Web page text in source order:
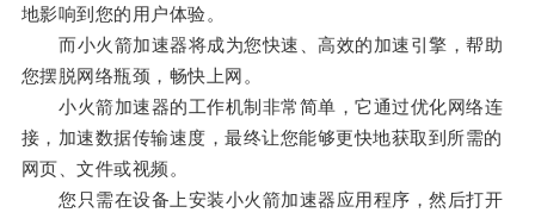
地影响到您的用户体验。
而小火箭加速器将成为您快速、高效的加速引擎，帮助
您摆脱网络瓶颈，畅快上网。
小火箭加速器的工作机制非常简单，它通过优化网络连
接，加速数据传输速度，最终让您能够更快地获取到所需的
网页、文件或视频。
您只需在设备上安装小火箭加速器应用程序，然后打开